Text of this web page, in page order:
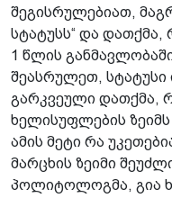
შეგისრულებიათ,
სტატუსს“ და
1 წლის
შეასრულეთ, სტატუსი
გარკვეული დათქმა,
ხელისუფლების ზეიმს
ამის მეტი რა
მარცხის ზეიმი
პოლიტოლოგმა, გია